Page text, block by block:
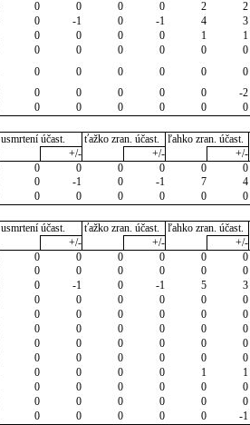
0 0 0 0 2 2
0 -1 0 -1 4 3
0 0 0 0 1 1
0 0 0 0 0 0
0 0 0 0 0 0
0 0 0 0 0 -2
0 0 0 0 0 0
usmrtení účast. ťažko zran. účast. ľahko zran. účast.
+/- +/- +/-
0 0 0 0 0 0
0 -1 0 -1 7 4
0 0 0 0 0 0
usmrtení účast. ťažko zran. účast. ľahko zran. účast.
+/- +/- +/-
0 0 0 0 0 0
0 0 0 0 0 0
0 -1 0 -1 5 3
0 0 0 0 0 0
0 0 0 0 0 0
0 0 0 0 0 0
0 0 0 0 0 0
0 0 0 0 0 0
0 0 0 0 1 1
0 0 0 0 0 0
0 0 0 0 0 0
0 0 0 0 0 -1